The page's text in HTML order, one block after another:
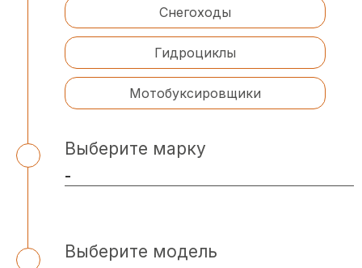
Снегоходы
Гидроциклы
Мотобуксировщики
Выберите марку
Выберите модель